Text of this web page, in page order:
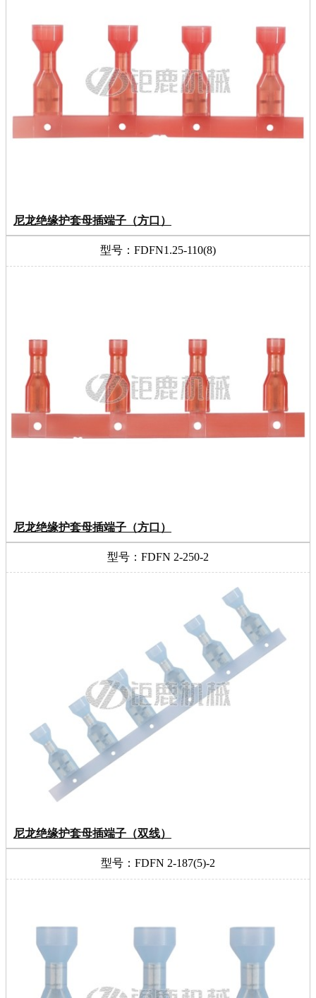
尼龙绝缘护套母插端子（方口）
型号：FDFN1.25-110(8)
尼龙绝缘护套母插端子（方口）
型号：FDFN 2-250-2
尼龙绝缘护套母插端子（双线）
型号：FDFN 2-187(5)-2